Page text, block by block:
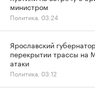
министром
Политика, 03:24
Ярославский
перекрытии трассы на
атаки
Политика, 03:12